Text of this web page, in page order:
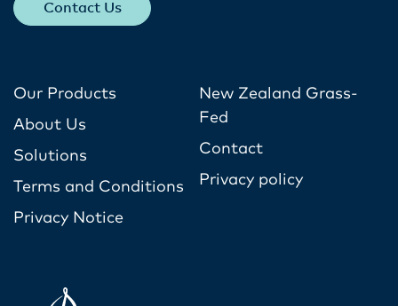
Contact Us
Our Products
About Us
Solutions
Terms and Conditions
Privacy Notice
New Zealand Grass-
Fed
Contact
Privacy policy